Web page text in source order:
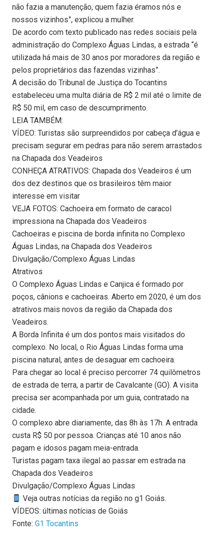
não fazia a manutenção, quem fazia éramos nós e
nossos vizinhos”, explicou a mulher.
De acordo com texto publicado nas redes sociais pela
administração do Complexo Águas Lindas, a estrada “é
utilizada há mais de 30 anos por moradores da região e
pelos proprietários das fazendas vizinhas”.
A decisão do Tribunal de Justiça do Tocantins
estabeleceu uma multa diária de R$ 2 mil até o limite de
R$ 50 mil, em caso de descumprimento.
LEIA TAMBÉM:
VÍDEO: Turistas são surpreendidos por cabeça d’água e
precisam segurar em pedras para não serem arrastados
na Chapada dos Veadeiros
CONHEÇA ATRATIVOS: Chapada dos Veadeiros é um
dos dez destinos que os brasileiros têm maior
interesse em visitar
VEJA FOTOS: Cachoeira em formato de caracol
impressiona na Chapada dos Veadeiros
Cachoeiras e piscina de borda infinita no Complexo
Águas Lindas, na Chapada dos Veadeiros
Divulgação/Complexo Águas Lindas
Atrativos
O Complexo Águas Lindas e Canjica é formado por
poços, cânions e cachoeiras. Aberto em 2020, é um dos
atrativos mais novos da região da Chapada dos
Veadeiros.
A Borda Infinita é um dos pontos mais visitados do
complexo. No local, o Rio Águas Lindas forma uma
piscina natural, antes de desaguar em cachoeira.
Para chegar ao local é preciso percorrer 74 quilômetros
de estrada de terra, a partir de Cavalcante (GO). A visita
precisa ser acompanhada por um guia, contratado na
cidade.
O complexo abre diariamente, das 8h às 17h. A entrada
custa R$ 50 por pessoa. Crianças até 10 anos não
pagam e idosos pagam meia-entrada.
Turistas pagam taxa ilegal ao passar em estrada na
Chapada dos Veadeiros
Divulgação/Complexo Águas Lindas
Veja outras notícias da região no g1 Goiás.
VÍDEOS: últimas notícias de Goiás
Fonte: G1 Tocantins